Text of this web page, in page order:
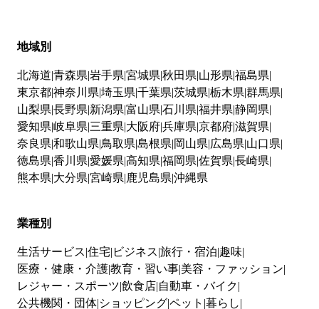
地域別
北海道 青森県 岩手県 宮城県 秋田県 山形県 福島県
東京都神奈川県 埼玉県 千葉県 茨城県 栃木県 群馬県
山梨県 長野県 新潟県 富山県 石川県 福井県 静岡県
愛知県 岐阜県 三重県 大阪府兵庫県 京都府滋賀県
奈良県 和歌山県 鳥取県 島根県 岡山県 広島県 山口県
徳島県 香川県 愛媛県 高知県 福岡県 佐賀県 長崎県
熊本県 大分県 宮崎県 鹿児島県 沖縄県
業種別
生活サービス 住宅 ビジネス 旅行・宿泊 趣味
医療・健康・介護教育・習い事 美容・ファッション
レジャー・スポーツ 飲食店 自動車・バイク
公共機関・団体 ショッピングペット 暮らし